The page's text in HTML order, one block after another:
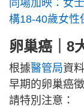
同場加映：女
構18-40歲女性
卵巢癌｜8
根據醫管局資
早期的卵巢癌
請特別注意：